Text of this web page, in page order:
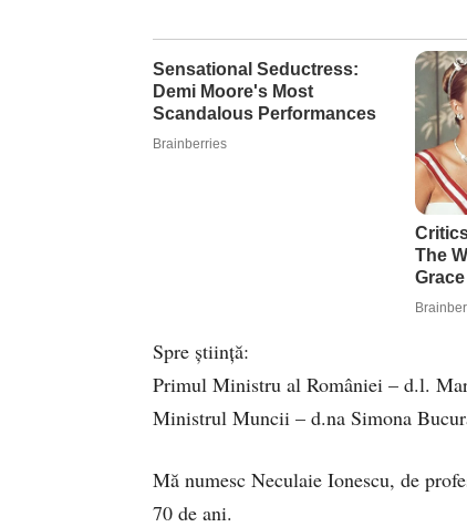
Spre știință:
Primul Ministru al României – d.l.
Ministrul Muncii – d.na Simona
Mă numesc Neculaie Ionescu, de
70 de ani.